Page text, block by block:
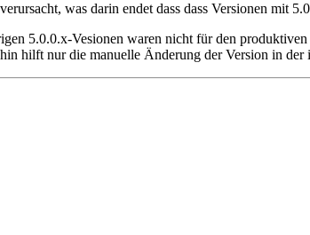
was darin endet dass dass Versionen mit
5.0.0.x-Vesionen waren nicht für den
hilft nur die manuelle Änderung der Version in